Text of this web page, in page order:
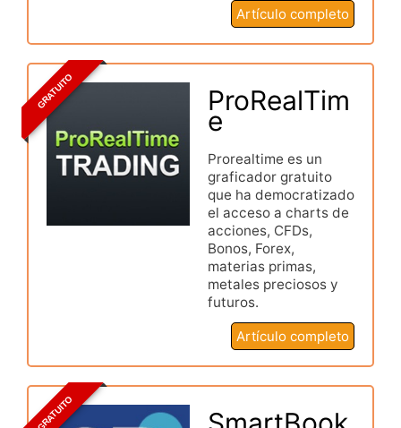
Artículo completo
GRATUITO ProRealTim
e
Prorealtime es un
graficador gratuito
que ha democratizado
el acceso a charts de
acciones, CFDs,
Bonos, Forex,
materias primas,
metales preciosos y
futuros.
Artículo completo
GRATUITO